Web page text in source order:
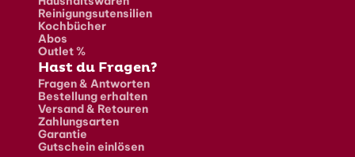
Reinigungsutensilien
Kochbücher
Abos
Outlet %
Hast du Fragen?
Fragen & Antworten
Bestellung erhalten
Versand & Retouren
Zahlungsarten
Garantie
Gutschein einlösen